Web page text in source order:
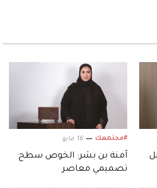
#مجتمعك 16 مايو
آمنة بن بشر: الخوص سطح
تصميمي معاصر